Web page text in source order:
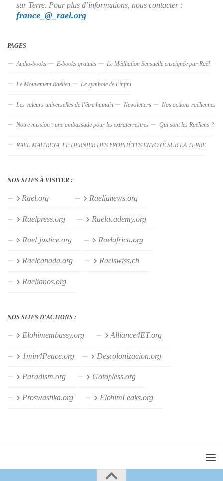
sur Terre. Pour plus d’informations, nous contacter :
france_@_rael.org
PAGES
Audio-books E-books gratuits La Méditation Sensuelle enseignée par Raël
Le Mouvement Raélien Le symbole de l’infini
Les valeurs universelles de l’être humain Newsletters Nos actions raéliennes
Notre mission : une ambassade pour les extraterrestres Qui sont les Raéliens ?
RAËL MAITREYA, LE DERNIER DES PROPHÈTES ENVOYÉ SUR LA TERRE
NOS SITES À VISITER :
Rael.org Raelianews.org
Raelpress.org Raelacademy.org
Rael-justice.org Raelafrica.org
Raelcanada.org Raelswiss.ch
Raelianos.org
NOS SITES D’ACTIONS :
Elohimembassy.org Alliance4ET.org
1min4Peace.org Descolonizacion.org
Paradism.org Gotopless.org
Proswastika.org ElohimLeaks.org